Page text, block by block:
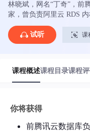
林晓斌，网名“丁奇”，前
家，曾负责阿里云 RDS
L 分支开源。作为活跃的
储系统、MySQL 源码研
热衷于解决 MySQL 疑难
试听 课
课程概述课程目录课程
你将获得
前腾讯云数据库